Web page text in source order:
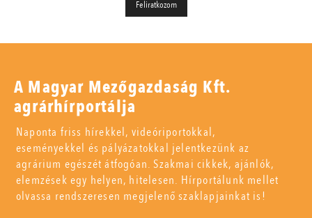
A Magyar Mezőgazdaság Kft.
agrárhírportálja
Naponta friss hírekkel, videóriportokkal,
eseményekkel és pályázatokkal jelentkezünk az
agrárium egészét átfogóan. Szakmai cikkek, ajánlók,
elemzések egy helyen, hitelesen. Hírportálunk mellet
olvassa rendszeresen megjelenő szaklapjainkat is!